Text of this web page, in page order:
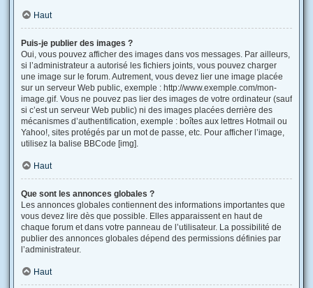
Haut
Puis-je publier des images ?
Oui, vous pouvez afficher des images dans vos messages. Par ailleurs,
si l’administrateur a autorisé les fichiers joints, vous pouvez charger
une image sur le forum. Autrement, vous devez lier une image placée
sur un serveur Web public, exemple : http://www.exemple.com/mon-
image.gif. Vous ne pouvez pas lier des images de votre ordinateur (sauf
si c’est un serveur Web public) ni des images placées derrière des
mécanismes d’authentification, exemple : boîtes aux lettres Hotmail ou
Yahoo!, sites protégés par un mot de passe, etc. Pour afficher l’image,
utilisez la balise BBCode [img].
Haut
Que sont les annonces globales ?
Les annonces globales contiennent des informations importantes que
vous devez lire dès que possible. Elles apparaissent en haut de
chaque forum et dans votre panneau de l’utilisateur. La possibilité de
publier des annonces globales dépend des permissions définies par
l’administrateur.
Haut